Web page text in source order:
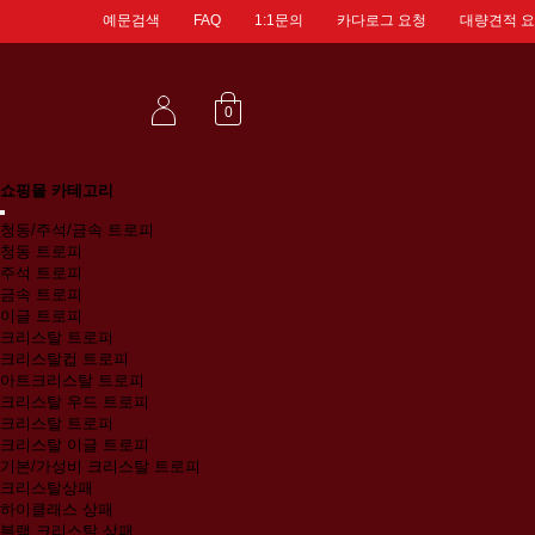
예문검색 FAQ 1:1문의 카다로그 요청 대량견적
0
쇼핑몰 카테고리
청동/주석/금속 트로피
청동 트로피
주석 트로피
금속 트로피
이글 트로피
크리스탈 트로피
크리스탈컵 트로피
아트크리스탈 트로피
크리스탈 우드 트로피
크리스탈 트로피
크리스탈 이글 트로피
기본/가성비 크리스탈 트로피
크리스탈상패
하이클래스 상패
블랙 크리스탈 상패